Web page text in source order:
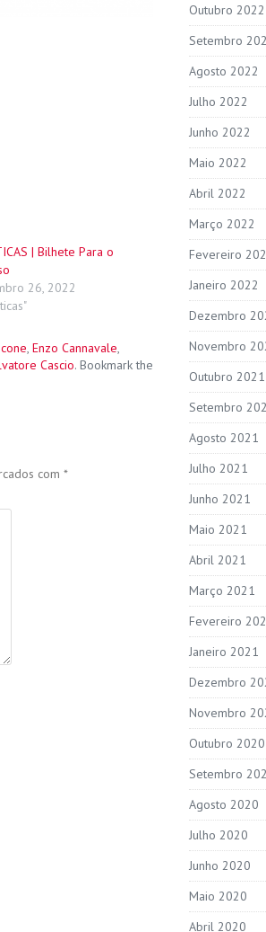
| Bilhete Para o
26, 2022
, Enzo Cannavale,
Cascio. Bookmark the
com *
Outubro 2022
Setembro
Agosto 2022
Julho 2022
Junho 2022
Maio 2022
Abril 2022
Março 2022
Fevereiro
Janeiro 2022
Dezembro
Novembro
Outubro 2021
Setembro
Agosto 2021
Julho 2021
Junho 2021
Maio 2021
Abril 2021
Março 2021
Fevereiro
Janeiro 2021
Dezembro
Novembro
Outubro 2020
Setembro
Agosto 2020
Julho 2020
Junho 2020
Maio 2020
Abril 2020